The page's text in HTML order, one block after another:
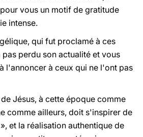
vous un motif de gratitude
intense.
qui fut proclamé à ces
perdu son actualité et vous
l'annoncer à ceux qui ne l'ont pas
Jésus, à cette époque comme
comme ailleurs, doit s'inspirer de
et la réalisation authentique de